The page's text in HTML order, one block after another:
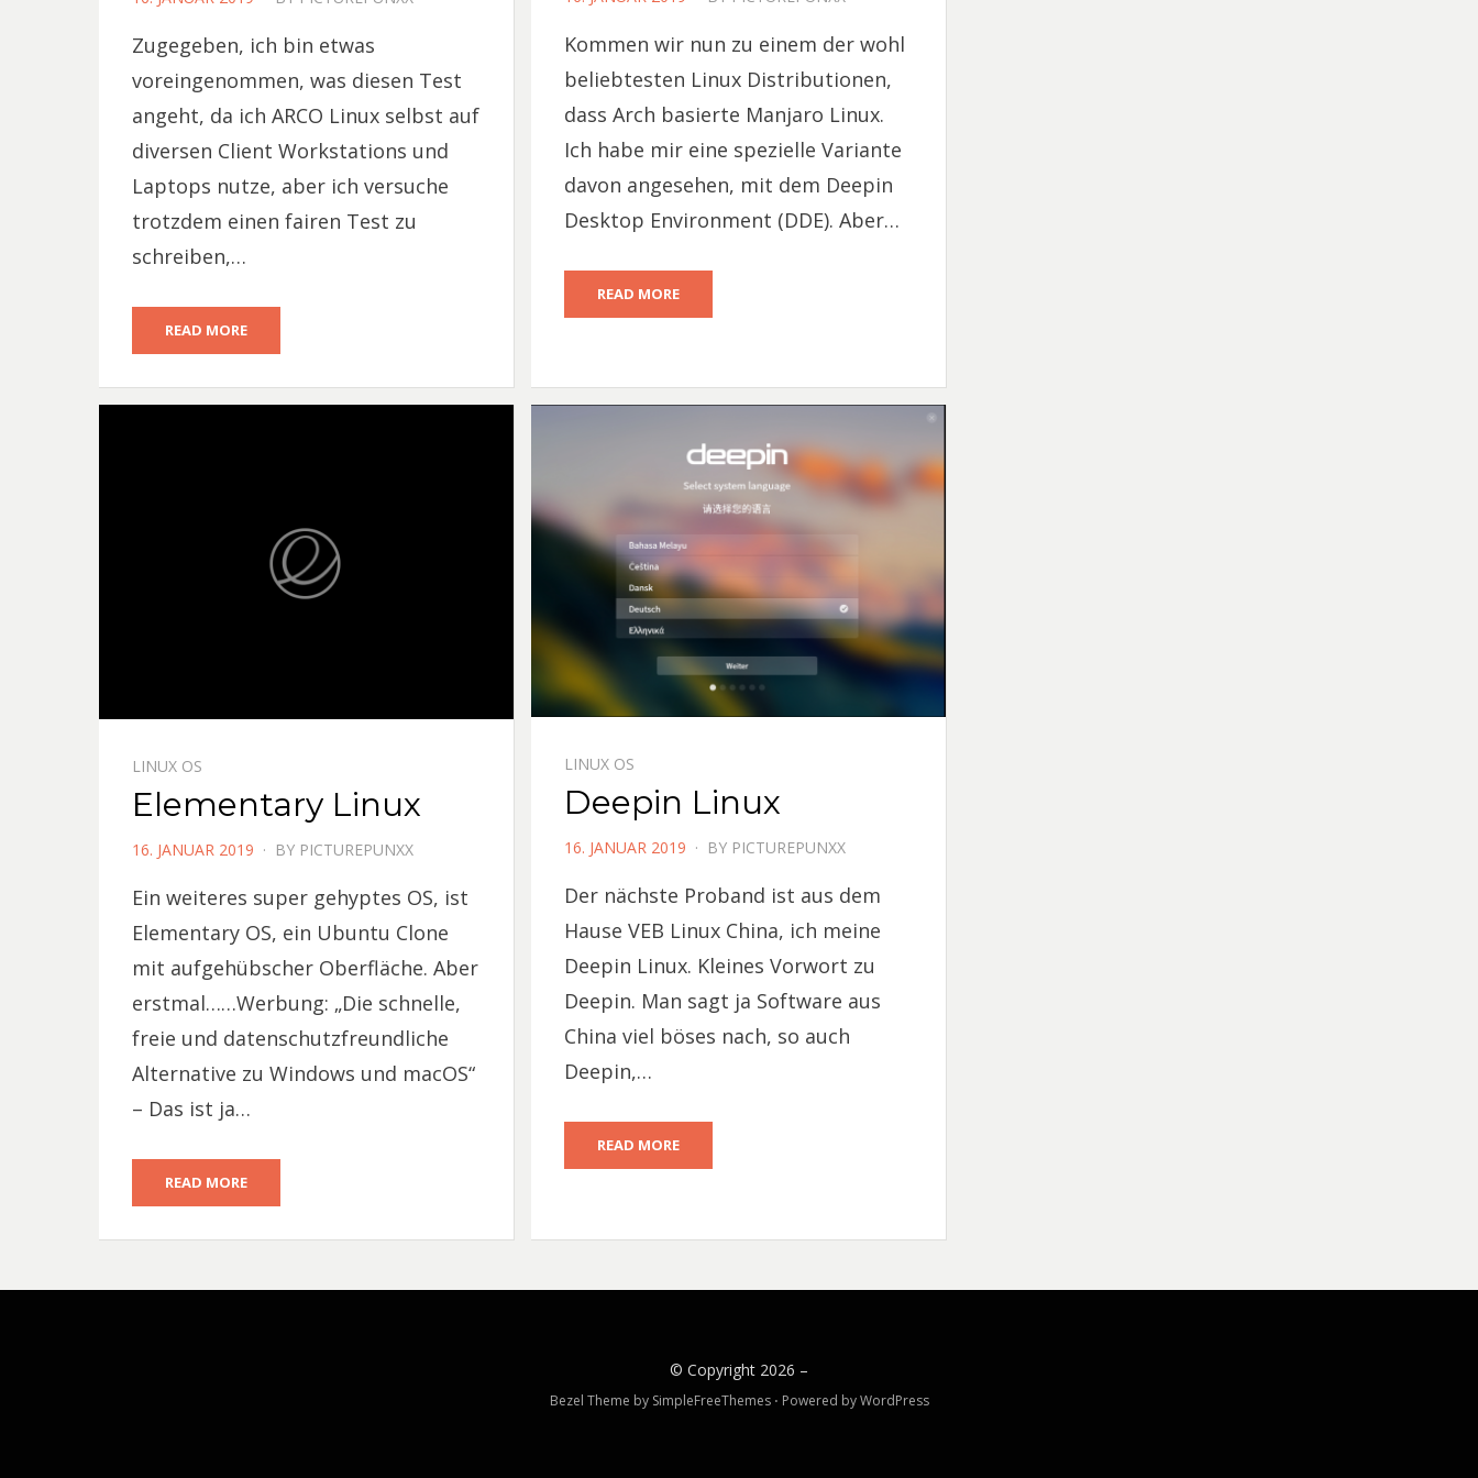
Zugegeben, ich bin etwas
voreingenommen, was diesen Test
angeht, da ich ARCO Linux selbst auf
diversen Client Workstations und
Laptops nutze, aber ich versuche
trotzdem einen fairen Test zu
schreiben,…
READ MORE
Kommen wir nun zu einem der wohl
beliebtesten Linux Distributionen,
dass Arch basierte Manjaro Linux.
Ich habe mir eine spezielle Variante
davon angesehen, mit dem Deepin
Desktop Environment (DDE). Aber…
READ MORE
LINUX OS
Elementary Linux
POSTED
16. JANUAR 2019 BY PICTUREPUNXX
Ein weiteres super gehyptes OS, ist
Elementary OS, ein Ubuntu Clone
mit aufgehübscher Oberfläche. Aber
erstmal……Werbung: „Die schnelle,
freie und datenschutzfreundliche
Alternative zu Windows und macOS“
– Das ist ja…
READ MORE
LINUX OS
Deepin Linux
POSTED
16. JANUAR 2019 BY PICTUREPUNXX
Der nächste Proband ist aus dem
Hause VEB Linux China, ich meine
Deepin Linux. Kleines Vorwort zu
Deepin. Man sagt ja Software aus
China viel böses nach, so auch
Deepin,…
READ MORE
© Copyright 2026 –
Bezel Theme by SimpleFreeThemes ⋅ Powered byWordPress